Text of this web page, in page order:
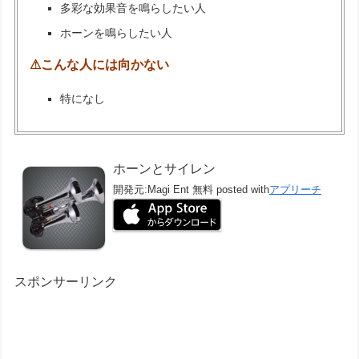
多彩な効果音を鳴らしたい人
ホーンを鳴らしたい人
⚠こんな人には向かない
特になし
ホーンとサイレン
開発元: Magi Ent 無料 posted withアプリーチ
スポンサーリンク